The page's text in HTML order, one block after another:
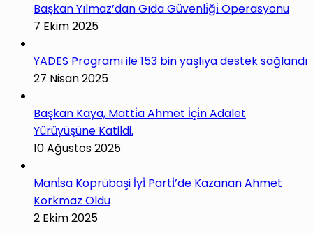
Başkan Yılmaz’dan Gıda Güvenli̇ği̇ Operasyonu
7 Ekim 2025
YADES Programı ile 153 bin yaşlıya destek sağlandı
27 Nisan 2025
Başkan Kaya, Matti̇a Ahmet İçi̇n Adalet
Yürüyüşüne Katildi.
10 Ağustos 2025
Mani̇sa Köprübaşi İyi̇ Parti̇’de Kazanan Ahmet
Korkmaz Oldu
2 Ekim 2025